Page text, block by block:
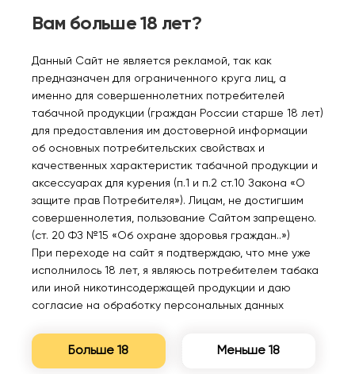
Персональные рекомендации
LOST MARY MO 10000
Яблоко гуава 2%
950₽
GANG X BOX 2.0 18000
Мармеладный
энергетик 2%
1350₽
Вам больше 18 лет?
Данный Сайт не является рекламой, так как
предназначен для ограниченного круга лиц, а
именно для совершеннолетних потребителей
табачной продукции (граждан России старше 18 лет)
для предоставления им достоверной информации
об основных потребительских свойствах и
качественных характеристик табачной продукции и
аксессуарах для курения (п.1 и п.2 ст.10 Закона «О
защите прав Потребителя»). Лицам, не достигшим
совершеннолетия, пользование Сайтом запрещено.
(ст. 20 ФЗ №15 «Об охране здоровья граждан..»)
При переходе на сайт я подтверждаю, что мне уже
исполнилось 18 лет, я являюсь потребителем табака
или иной никотинсодержащей продукции и даю
согласие на обработку персональных данных
Больше 18 Меньше 18